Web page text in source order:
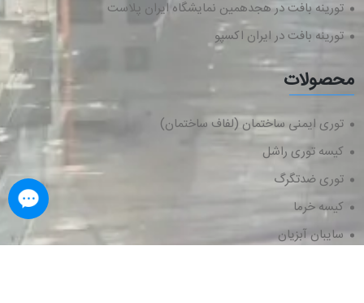
تورینه بافت در هجدهمین نمایشگاه ایران پلاست
تورینه بافت در ایران اکسپو
محصولات
توری ایمنی ساختمان (لفاف ساختمان)
کیسه توری راشل
توری ضدتگرگ
کیسه خرما
سایبان آبزیان